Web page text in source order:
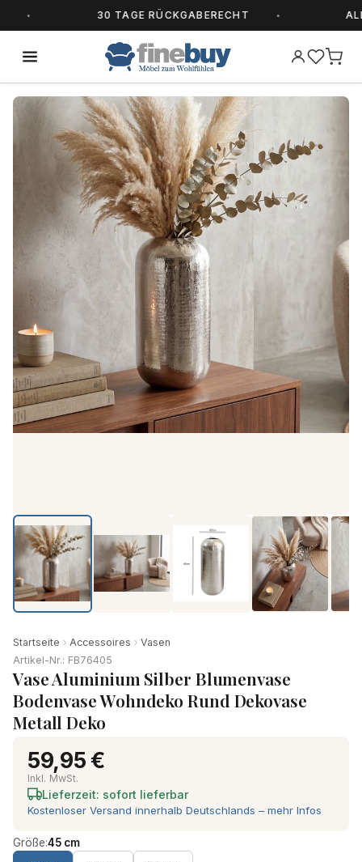
30 TAGE RÜCKGABERECHT ALLE
Startseite Accessoires
Vasen
Artikel-Nr.: FB76405
Vase Aluminium Silber Blumenvase
Bodenvase Wohndeko Rund Dekovase
Metall Deko
59,95 €
Inkl. MwSt.
Lieferzeit: sofort lieferbar
Kostenloser Versand innerhalb Deutschlands – mehr Infos
Größe:45 cm